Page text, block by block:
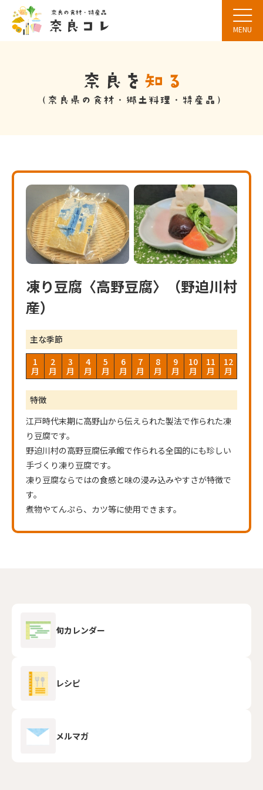
MENU
凍り豆腐〈高野豆腐〉（野迫川村
産）
主な季節
1
月
2
月
3
月
4
月
5
月
6
月
7
月
8
月
9
月
10
月
11
月
12
月
特徴
江戸時代末期に高野山から伝えられた製法で作られた凍
り豆腐です。
野迫川村の高野豆腐伝承館で作られる全国的にも珍しい
手づくり凍り豆腐です。
凍り豆腐ならではの食感と味の浸み込みやすさが特徴で
す。
煮物やてんぷら、カツ等に使用できます。
旬カレンダー
レシピ
メルマガ